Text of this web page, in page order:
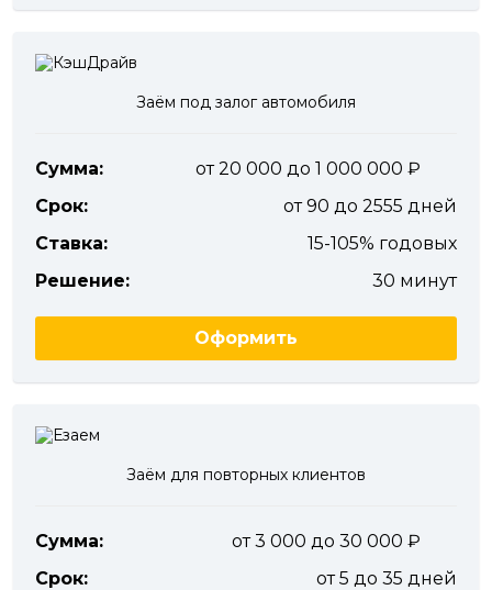
Заём под залог автомобиля
Сумма:
от 20 000 до 1 000 000
Срок:
от 90 до 2555 дней
Ставка:
15-105% годовых
Решение:
30 минут
Оформить
Заём для повторных клиентов
Сумма:
от 3 000 до 30 000
Срок:
от 5 до 35 дней